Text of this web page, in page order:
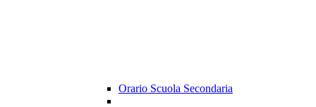
Orario Scuola Secondaria